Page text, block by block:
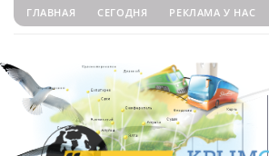
ГЛАВНАЯ СЕГОДНЯ РЕКЛАМА У НАС